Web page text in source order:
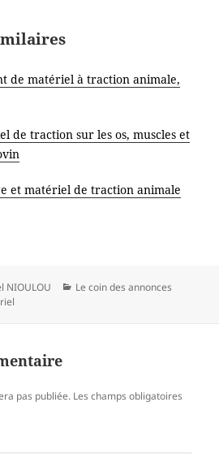
de matériel à traction animale,
de traction sur les os, muscles et
et matériel de traction animale
NIOULOU Catégories
Le coin des annonces
pas publiée. Les champs obligatoires